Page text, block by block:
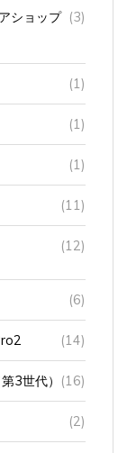
ショップ (3)
(1)
(1)
(1)
(11)
(12)
(6)
(14)
3世代） (16)
(2)